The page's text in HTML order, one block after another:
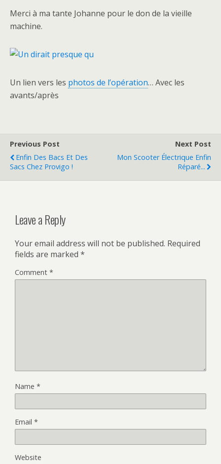
Merci à ma tante Johanne pour le don de la vieille
machine.
Un lien vers les photos de l’opération… Avec les
avants/après
Previous Post
Enfin Des Bacs Et Des
Sacs Chez Provigo !
Next Post
Mon Scooter Électrique Enfin
Réparé...
Leave a Reply
Your email address will not be published. Required
fields are marked *
Comment *
Name *
Email *
Website